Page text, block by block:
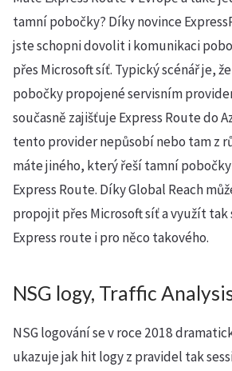
tamní pobočky? Díky novince
jste schopni dovolit i komunikaci
přes Microsoft síť. Typický scénář je,
pobočky propojené servisním
současně zajišťuje Express Route do
tento provider nepůsobí nebo tam z
máte jiného, který řeší tamní
Express Route. Díky Global Reach
propojit přes Microsoft síť a využít tak
Express route i pro něco takového.
NSG logy, Traffic
NSG logování se v roce 2018
ukazuje jak hit logy z pravidel tak